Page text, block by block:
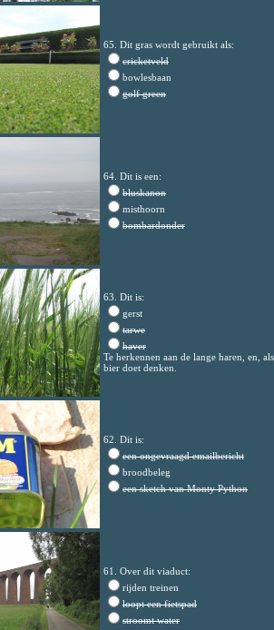
65. Dit gras wordt gebruikt als:
cricketveld
bowlesbaan
golf green
64. Dit is een:
bluskanon
misthoorn
bombardonder
63. Dit is:
gerst
tarwe
haver
Te herkennen aan de lange haren, en,
bier doet denken.
62. Dit is:
een ongevraagd emailbericht
broodbeleg
een sketch van Monty Python
61. Over dit viaduct:
rijden treinen
loopt een fietspad
stroomt water